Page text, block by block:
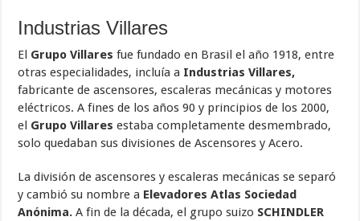
Industrias Villares
El Grupo Villares fue fundado en Brasil el año 1918, entre
otras especialidades, incluía a Industrias Villares,
fabricante de ascensores, escaleras mecánicas y motores
eléctricos. A fines de los años 90 y principios de los 2000,
el Grupo Villares estaba completamente desmembrado,
solo quedaban sus divisiones de Ascensores y Acero.
La división de ascensores y escaleras mecánicas se separó
y cambió su nombre a Elevadores Atlas Sociedad
Anónima. A fin de la década, el grupo suizo SCHINDLER